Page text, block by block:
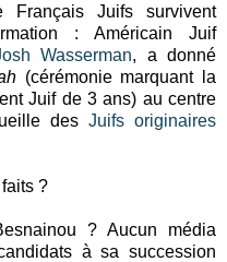
Juifs survivent
: Américain Juif
Wasserman, a donné
(cérémonie marquant la
Juif de 3 ans) au centre
des Juifs originaires
?
? Aucun média
à sa succession